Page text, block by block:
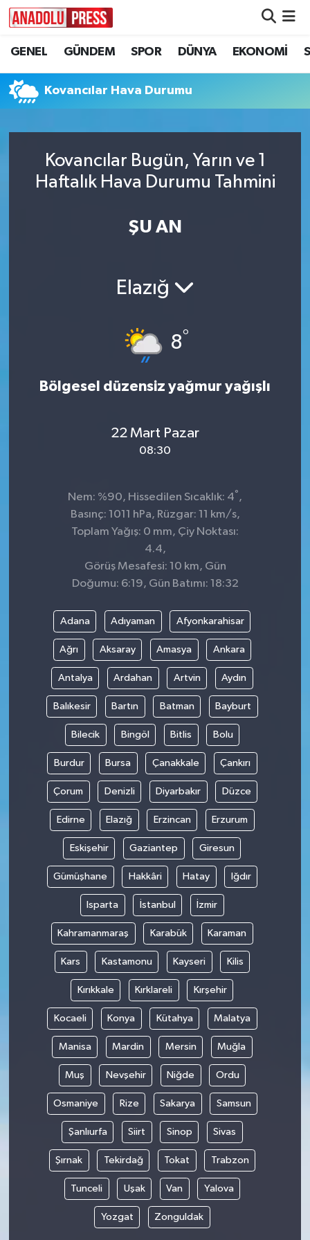
GENEL GÜNDEM SPOR DÜNYA EKONOMİ
Kovancılar Hava Durumu
Kovancılar Bugün, Yarın ve 1
Haftalık Hava Durumu Tahmini
ŞU AN
Elazığ
8°
Bölgesel düzensiz yağmur yağışlı
22 Mart Pazar
08:30
Nem: %90, Hissedilen Sıcaklık: 4° ,
Basınç: 1011 hPa, Rüzgar: 11 km/s,
Toplam Yağış: 0 mm, Çiy Noktası:
4.4,
Görüş Mesafesi: 10 km, Gün
Doğumu: 6:19, Gün Batımı: 18:32
Adana Adıyaman Afyonkarahisar
Ağrı Aksaray Amasya Ankara
Antalya Ardahan Artvin Aydın
Balıkesir Bartın Batman Bayburt
Bilecik Bingöl Bitlis Bolu
Burdur Bursa Çanakkale Çankırı
Çorum Denizli Diyarbakır Düzce
Edirne Elazığ Erzincan Erzurum
Eskişehir Gaziantep Giresun
Gümüşhane Hakkâri Hatay Iğdır
Isparta İstanbul İzmir
Kahramanmaraş Karabük Karaman
Kars Kastamonu Kayseri Kilis
Kırıkkale Kırklareli Kırşehir
Kocaeli Konya Kütahya Malatya
Manisa Mardin Mersin Muğla
Muş Nevşehir Niğde Ordu
Osmaniye Rize Sakarya Samsun
Şanlıurfa Siirt Sinop Sivas
Şırnak Tekirdağ Tokat Trabzon
Tunceli Uşak Van Yalova
Yozgat Zonguldak
Nöbetçi Eczaneler
Hava Durumu
Trafik Durumu